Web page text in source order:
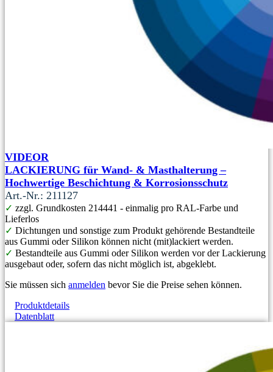
VIDEOR
LACKIERUNG für Wand- & Masthalterung –
Hochwertige Beschichtung & Korrosionsschutz
Art.-Nr.: 211127
✓ zzgl. Grundkosten 214441 - einmalig pro RAL-Farbe und
Lieferlos
✓ Dichtungen und sonstige zum Produkt gehörende Bestandteile
aus Gummi oder Silikon können nicht (mit)lackiert werden.
✓ Bestandteile aus Gummi oder Silikon werden vor der Lackierung
ausgebaut oder, sofern das nicht möglich ist, abgeklebt.
Sie müssen sich anmelden bevor Sie die Preise sehen können.
Produktdetails
Datenblatt